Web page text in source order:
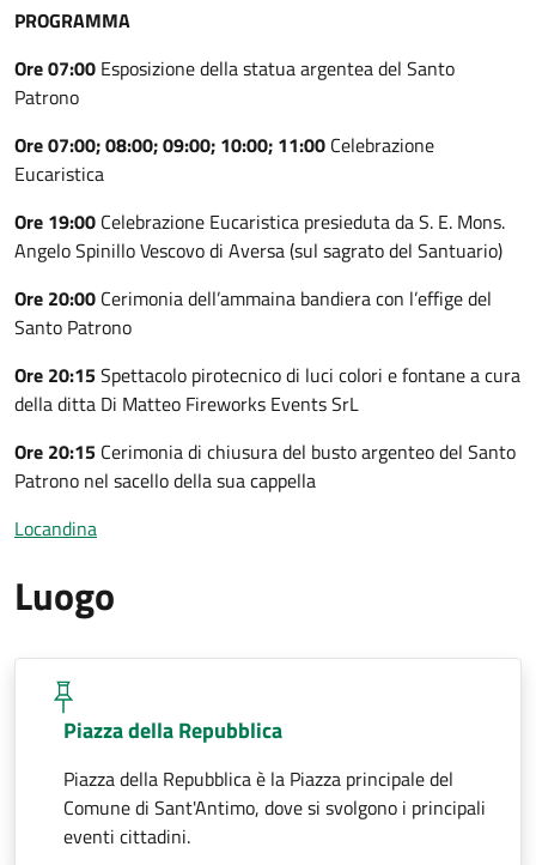
PROGRAMMA
Ore 07:00 Esposizione della statua argentea del Santo
Patrono
Ore 07:00; 08:00; 09:00; 10:00; 11:00 Celebrazione
Eucaristica
Ore 19:00 Celebrazione Eucaristica presieduta da S. E. Mons.
Angelo Spinillo Vescovo di Aversa (sul sagrato del Santuario)
Ore 20:00 Cerimonia dell’ammaina bandiera con l’effige del
Santo Patrono
Ore 20:15Spettacolo pirotecnico di luci colori e fontane a cura
della ditta Di Matteo Fireworks Events SrL
Ore 20:15 Cerimonia di chiusura del busto argenteo del Santo
Patrono nel sacello della sua cappella
Locandina
Luogo
Piazza della Repubblica
Piazza della Repubblica è la Piazza principale del
Comune di Sant'Antimo, dove si svolgono i principali
eventi cittadini.